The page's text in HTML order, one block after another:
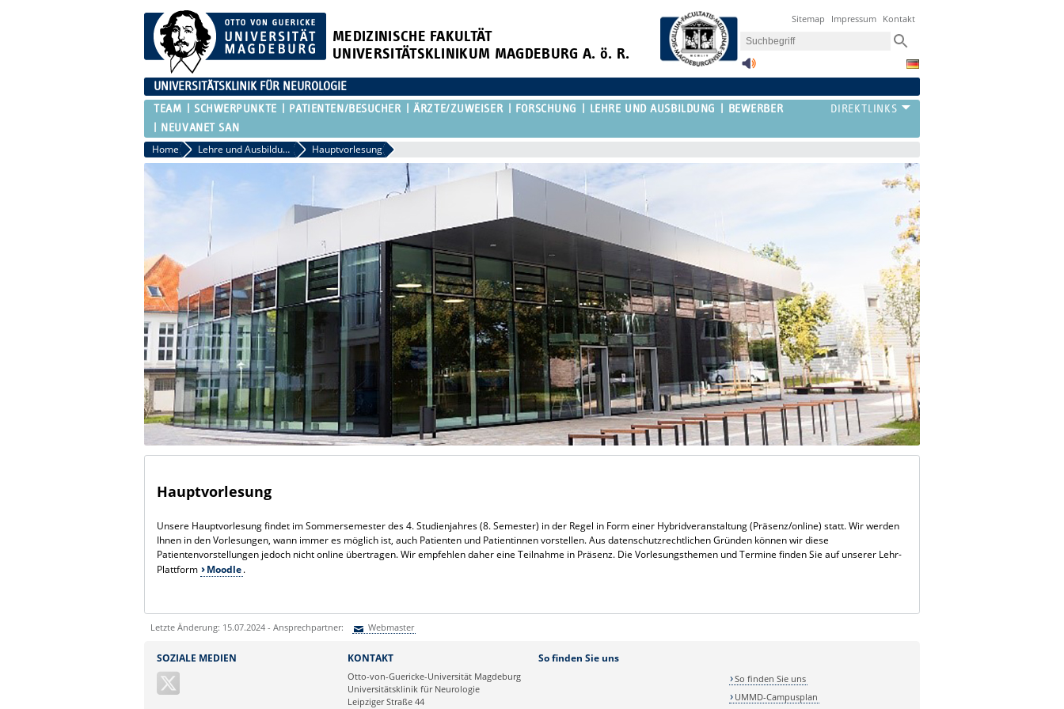
MEDIZINISCHE FAKULTÄT
UNIVERSITÄTSKLINIKUM MAGDEBURG A. ö. R.
Sitemap Impressum Kontakt
UNIVERSITÄTSKLINIK FÜR NEUROLOGIE
TEAM SCHWERPUNKTE PATIENTEN/BESUCHER ÄRZTE/ZUWEISER FORSCHUNG LEHRE UND AUSBILDUNG
BEWERBER
NEUVANET SAN
Home Lehre und Ausbildung Hauptvorlesung
Hauptvorlesung
Unsere Hauptvorlesung findet im Sommersemester des 4. Studienjahres (8. Semester) in der Regel in Form einer Hybridveranstaltung (Präsenz/online) statt. Wir werden
Ihnen in den Vorlesungen, wann immer es möglich ist, auch Patienten und Patientinnen vorstellen. Aus datenschutzrechtlichen Gründen können wir diese
Patientenvorstellungen jedoch nicht online übertragen. Wir empfehlen daher eine Teilnahme in Präsenz. Die Vorlesungsthemen und Termine finden Sie auf unserer Lehr-
Plattform
Moodle.
Letzte Änderung: 15.07.2024 - Ansprechpartner: Webmaster
Ihre E-Mailadresse:
SOZIALE MEDIEN KONTAKT
Otto-von-Guericke-Universität Magdeburg
Universitätsklinik für Neurologie
Leipziger Straße 44
So finden Sie uns
So finden Sie uns
UMMD-Campusplan